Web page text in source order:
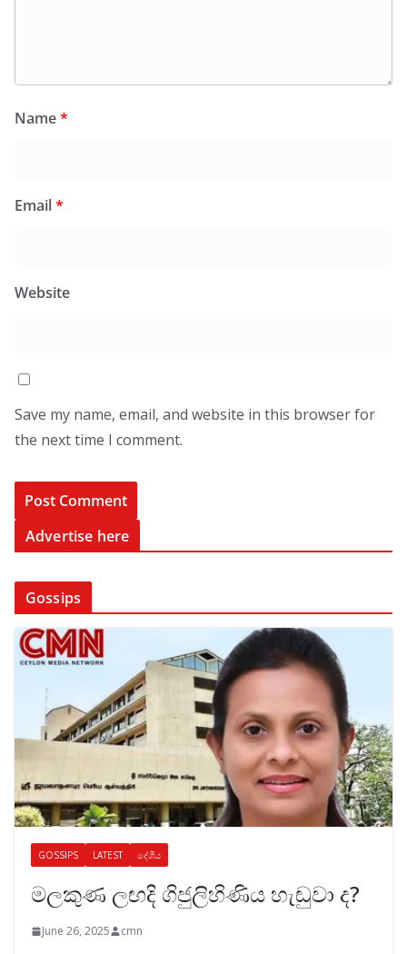
Name*
Email*
Website
Save my name, email, and website in this browser for
the next time I comment.
Advertise here
Gossips
GOSSIPS LATEST දේශීය
මලකුණ ලඟදි ගිජුලිහිණිය හැඬුවා ද?
June 26, 2025 cmn